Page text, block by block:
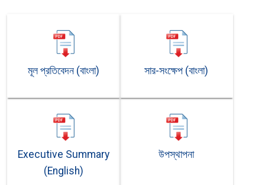
মূল প্রতিবেদন (বাংলা) সার-সংক্ষেপ (বাংলা)
Executive Summary
(English)
উপস্থাপনা